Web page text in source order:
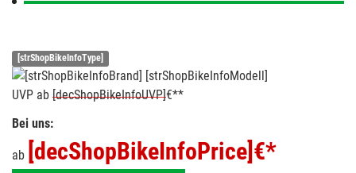
[strShopBikeInfoType]
UVP ab [decShopBikeInfoUVP]€**
Bei uns:
ab [decShopBikeInfoPrice] €*